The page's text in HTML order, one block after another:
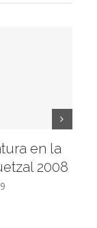
en la
2008